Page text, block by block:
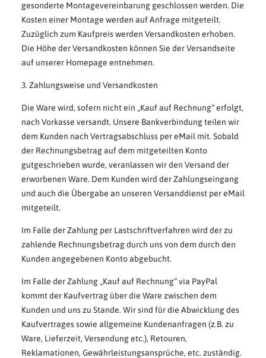
gesonderte Montagevereinbarung geschlossen werden. Die
Kosten einer Montage werden auf Anfrage mitgeteilt.
Zuzüglich zum Kaufpreis werden Versandkosten erhoben.
Die Höhe der Versandkosten können Sie der Versandseite
auf unserer Homepage entnehmen.
3. Zahlungsweise und Versandkosten
Die Ware wird, sofern nicht ein „Kauf auf Rechnung“ erfolgt,
nach Vorkasse versandt. Unsere Bankverbindung teilen wir
dem Kunden nach Vertragsabschluss per eMail mit. Sobald
der Rechnungsbetrag auf dem mitgeteilten Konto
gutgeschrieben wurde, veranlassen wir den Versand der
erworbenen Ware. Dem Kunden wird der Zahlungseingang
und auch die Übergabe an unseren Versanddienst per eMail
mitgeteilt.
Im Falle der Zahlung per Lastschriftverfahren wird der zu
zahlende Rechnungsbetrag durch uns von dem durch den
Kunden angegebenen Konto abgebucht.
Im Falle der Zahlung „Kauf auf Rechnung“ via PayPal
kommt der Kaufvertrag über die Ware zwischen dem
Kunden und uns zu Stande. Wir sind für die Abwicklung des
Kaufvertrages sowie allgemeine Kundenanfragen (z.B. zu
Ware, Lieferzeit, Versendung etc.), Retouren,
Reklamationen, Gewährleistungsansprüche, etc. zuständig.